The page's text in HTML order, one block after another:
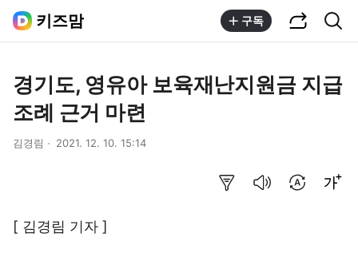
키즈맘 구독
경기도, 영유아 보육재난지원금 지급
조례 근거 마련
김경림 2021. 12. 10. 15:14
[ 김경림 기자 ]